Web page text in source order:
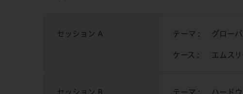
セッション A テーマ : グロー
ケース : エムスリ
セッション B テーマ : ハード